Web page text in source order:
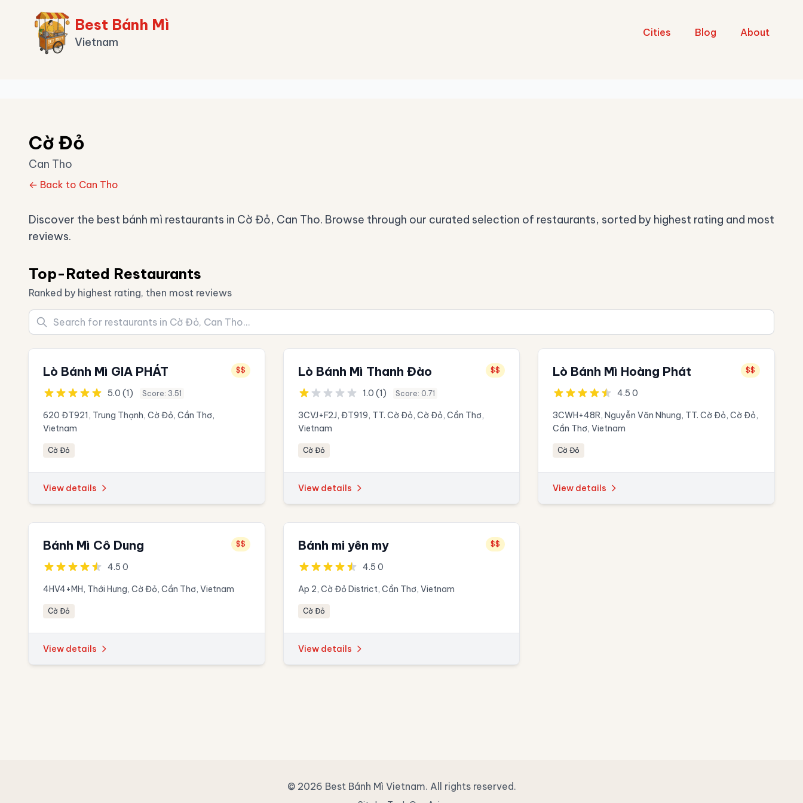
Best Bánh Mì
Vietnam
Cities Blog About
Cờ Đỏ
Can Tho
← Back to Can Tho
Discover the best bánh mì restaurants in Cờ Đỏ, Can Tho. Browse through our curated selection of restaurants, sorted by highest rating and most
reviews.
Top-Rated Restaurants
Ranked by highest rating, then most reviews
Lò Bánh Mì GIA PHÁT $$
5.0 (1) Score: 3.51
620 ĐT921, Trung Thạnh, Cờ Đỏ, Cần Thơ,
Vietnam
Cờ Đỏ
View details
Lò Bánh Mì Thanh Đào $$
1.0 (1) Score: 0.71
3CVJ+F2J, ĐT919, TT. Cờ Đỏ, Cờ Đỏ, Cần Thơ,
Vietnam
Cờ Đỏ
View details
Lò Bánh Mì Hoàng Phát $$
4.5 0
3CWH+48R, Nguyễn Văn Nhung, TT. Cờ Đỏ, Cờ Đỏ,
Cần Thơ, Vietnam
Cờ Đỏ
View details
Bánh Mì Cô Dung $$
4.5 0
4HV4+MH, Thới Hưng, Cờ Đỏ, Cần Thơ, Vietnam
Cờ Đỏ
View details
Bánh mi yên my $$
4.5 0
Ap 2, Cờ Đỏ District, Cần Thơ, Vietnam
Cờ Đỏ
View details
© 2026 Best Bánh Mì Vietnam. All rights reserved.